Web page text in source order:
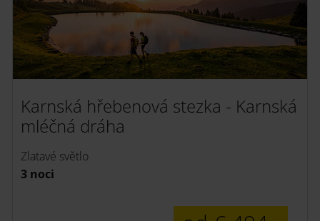
Karnská hřebenová stezka - Karnská
mléčná dráha
Zlatavé světlo
3 noci